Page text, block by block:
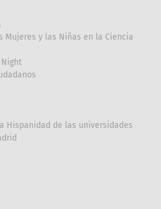
Mujeres y las Niñas en la Ciencia
Night
Hispanidad de las universidades